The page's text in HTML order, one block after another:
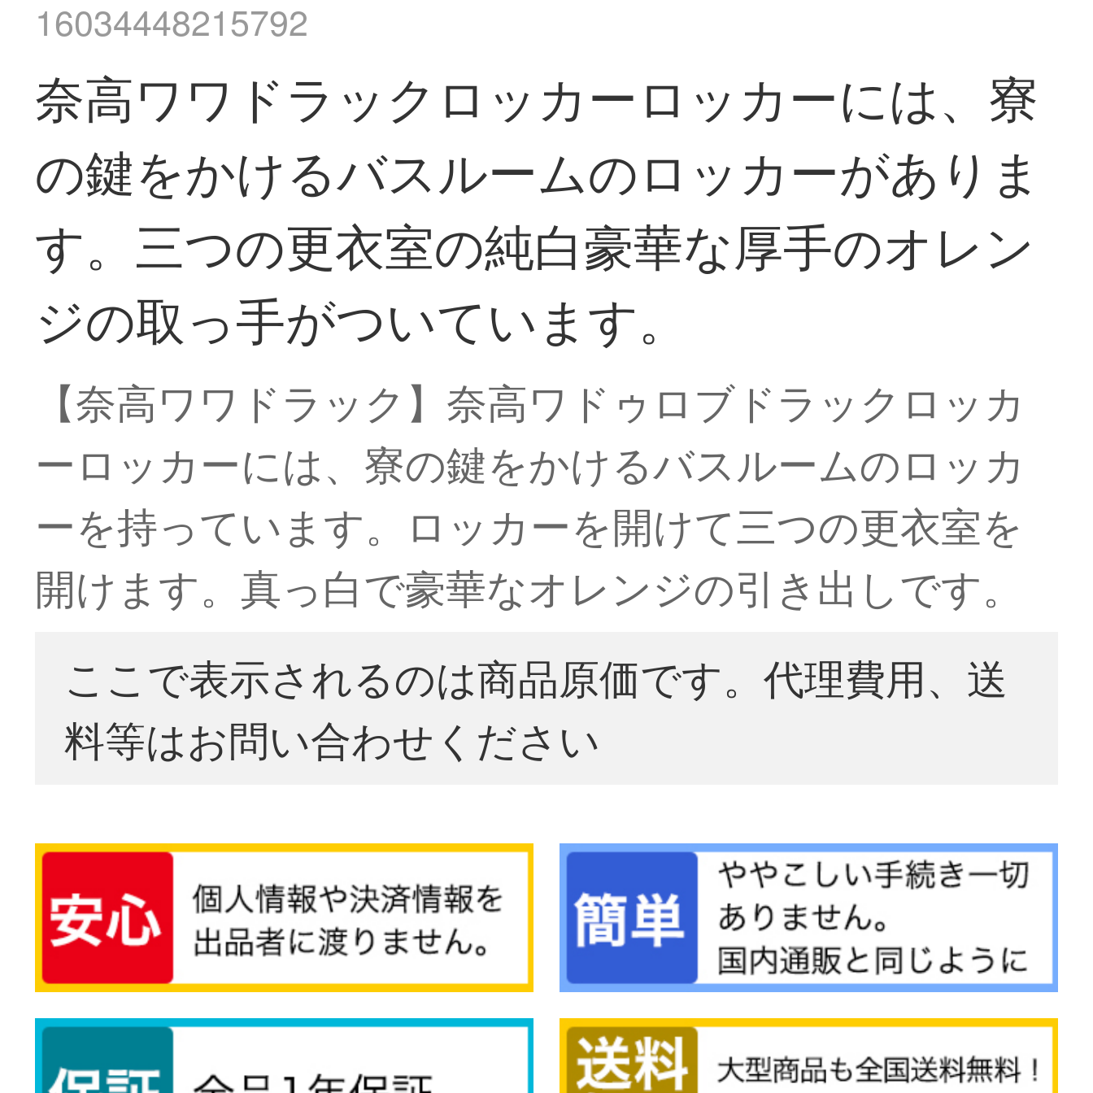
16034448215792
奈高ワワドラックロッカーロッカーには、寮
の鍵をかけるバスルームのロッカーがありま
す。三つの更衣室の純白豪華な厚手のオレン
ジの取っ手がついています。
【奈高ワワドラック】奈高ワドゥロブドラックロッカ
ーロッカーには、寮の鍵をかけるバスルームのロッカ
ーを持っています。ロッカーを開けて三つの更衣室を
開けます。真っ白で豪華なオレンジの引き出しです。
ここで表示されるのは商品原価です。代理費用、送
料等はお問い合わせください